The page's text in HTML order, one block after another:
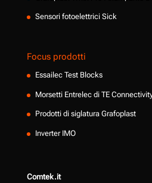
Sensori fotoelettrici Sick
Focus prodotti
Essailec Test Blocks
Morsetti Entrelec di TE
Prodotti di siglatura Grafoplast
Inverter IMO
Comtek.it